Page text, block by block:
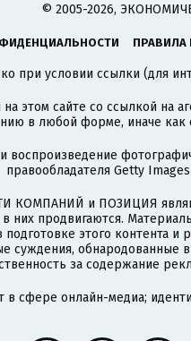
© 2005-2026,
ПРАВИЛА
при условии ссылки (для
этом сайте со ссылкой на
в любой форме, иначе как
воспроизведение
правообладателя Getty
КОМПАНИЙ и ПОЗИЦИЯ
в них продвигаются.
этого контента
суждения, обнародованные
за содержание
в сфере онлайн-медиа;